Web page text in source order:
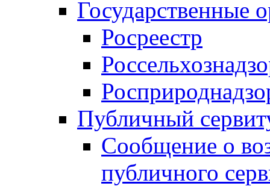
Государственные
Росреестр
Публичный
Сообщение о
публичного